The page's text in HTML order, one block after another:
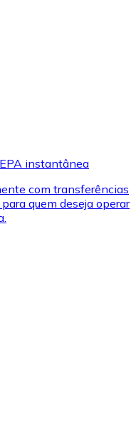
instantânea
com transferências
quem deseja operar